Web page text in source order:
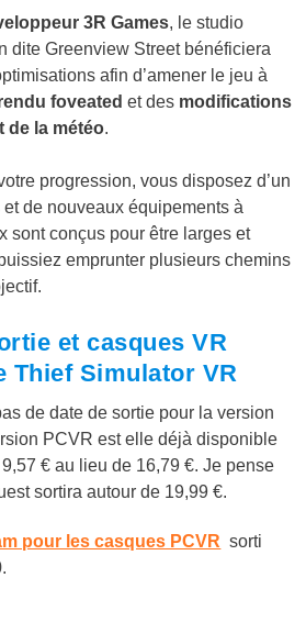
3R Games, le studio
dite Greenview Street bénéficiera
afin d’amener le jeu à
foveated et des modifications
de la météo.
progression, vous disposez d’un
de nouveaux équipements à
sont conçus pour être larges et
emprunter plusieurs chemins
et casques VR
Thief Simulator VR
de date de sortie pour la version
PCVR est elle déjà disponible
€ au lieu de 16,79 €. Je pense
sortira autour de 19,99 €.
pour les casques PCVR sorti